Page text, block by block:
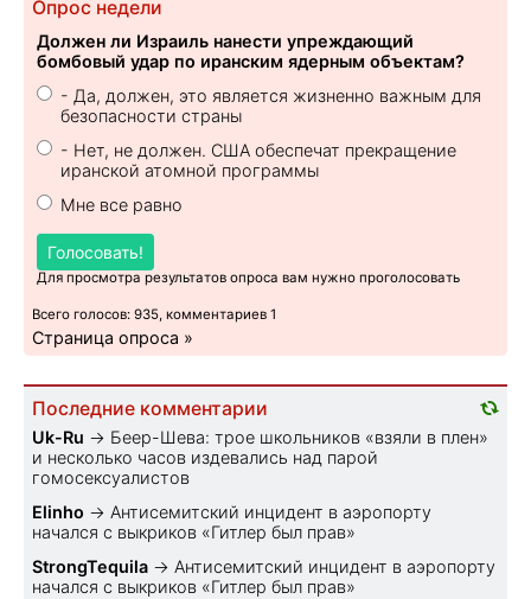
Опрос недели
Должен ли Израиль нанести упреждающий
бомбовый удар по иранским ядерным объектам?
- Да, должен, это является жизненно важным для
безопасности страны
- Нет, не должен. США обеспечат прекращение
иранской атомной программы
Мне все равно
Голосовать!
Для просмотра результатов опроса вам нужно проголосовать
Всего голосов: 935, комментариев 1
Страница опроса »
Последние комментарии
Uk-Ru → Беер-Шева: трое школьников «взяли в плен»
и несколько часов издевались над парой
гомосексуалистов
Elinho → Антисемитский инцидент в аэропорту
начался с выкриков «Гитлер был прав»
StrongTequila → Антисемитский инцидент в аэропорту
начался с выкриков «Гитлер был прав»